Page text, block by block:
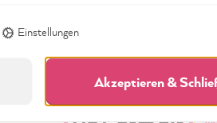
Einstellungen
Akzeptieren &